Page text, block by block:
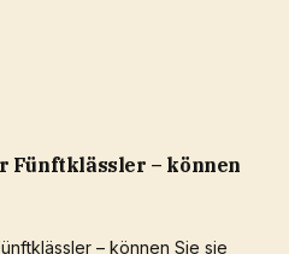
Fünftklässler – können